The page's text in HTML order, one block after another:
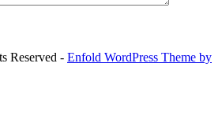
Reserved - Enfold WordPress Theme by